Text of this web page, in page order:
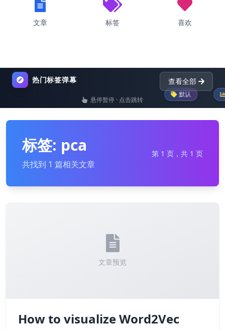
文章 标签 喜欢
热门标签弹幕 查看全部
默认
list nginx dictionary python-
悬停暂停 · 点击跳转
标签: pca
共找到 1 篇相关文章
第 1 页，共 1 页
文章预览
How to visualize Word2Vec